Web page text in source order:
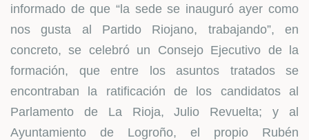
informado de que “la sede se inauguró ayer como
nos gusta al Partido Riojano, trabajando”, en
concreto, se celebró un Consejo Ejecutivo de la
formación, que entre los asuntos tratados se
encontraban la ratificación de los candidatos al
Parlamento de La Rioja, Julio Revuelta; y al
Ayuntamiento de Logroño, el propio Rubén